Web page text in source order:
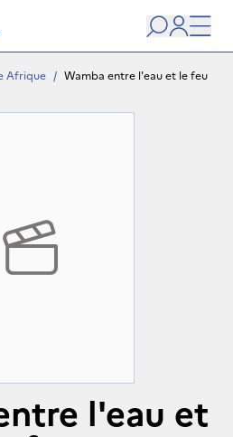
Search
user
Afrique / Wamba entre l'eau et le feu
l'eau et